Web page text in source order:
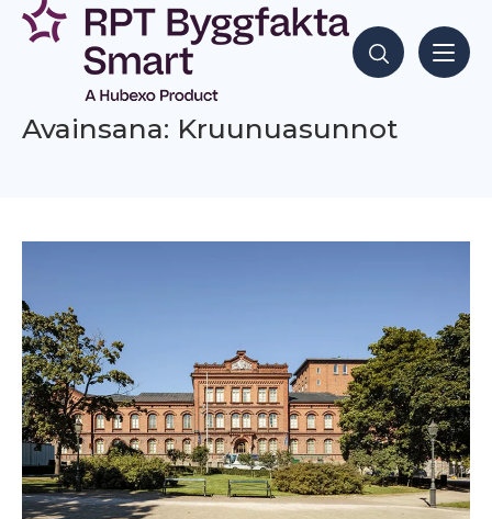
Siirry
sisältöön
Hae sisältöjä
Avainsana: Kruunuasunnot